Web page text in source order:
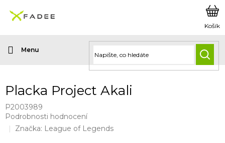
obsah
Placka Project Akali
P2003989
Průměrné
hodnocení
Podrobnosti hodnocení
Značka: League of Legends